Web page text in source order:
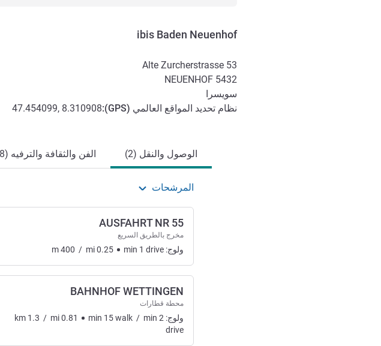
ibis Baden Neuenhof
Alte Zurcherstrasse 53
5432
NEUENHOF
سويسرا
نظام تحديد المواقع العالمي (GPS
):
47.454099, 8.310908
الوصول والنقل (2) الفن والثقافة والترفيه (8)
المرشحات
AUSFAHRT NR 55
مخرج بالطريق السريع
ولوج: m400 / mi0.25 min 1 drive
BAHNHOF WETTINGEN
محطة قطارات
ولوج: km 1.3 / mi0.81 min 15walk / min 2
drive